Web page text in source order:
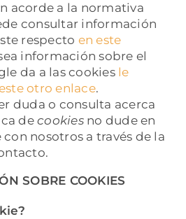
acorde a la normativa
consultar información
respecto en este
información sobre el
da a las cookies le
otro enlace.
duda o consulta acerca
decookiesno dude en
nosotros a través de la
SOBRE COOKIES